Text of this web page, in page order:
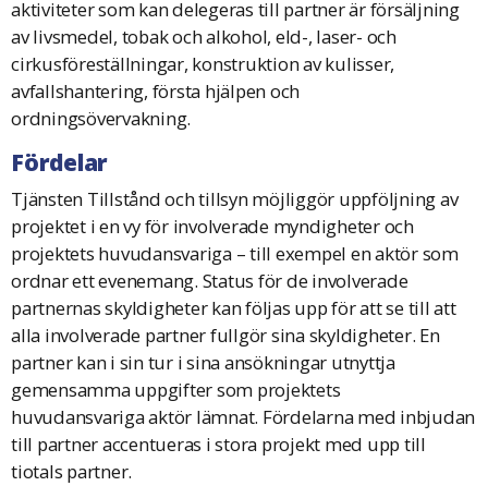
aktiviteter som kan delegeras till partner är försäljning
av livsmedel, tobak och alkohol, eld-, laser- och
cirkusföreställningar, konstruktion av kulisser,
avfallshantering, första hjälpen och
ordningsövervakning.
Fördelar
Tjänsten Tillstånd och tillsyn möjliggör uppföljning av
projektet i en vy för involverade myndigheter och
projektets huvudansvariga – till exempel en aktör som
ordnar ett evenemang. Status för de involverade
partnernas skyldigheter kan följas upp för att se till att
alla involverade partner fullgör sina skyldigheter. En
partner kan i sin tur i sina ansökningar utnyttja
gemensamma uppgifter som projektets
huvudansvariga aktör lämnat. Fördelarna med inbjudan
till partner accentueras i stora projekt med upp till
tiotals partner.